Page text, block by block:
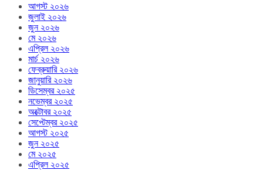
আগস্ট ২০২৬
জুলাই ২০২৬
জুন ২০২৬
মে ২০২৬
এপ্রিল ২০২৬
মার্চ ২০২৬
ফেব্রুয়ারি ২০২৬
জানুয়ারি ২০২৬
ডিসেম্বর ২০২৫
নভেম্বর ২০২৫
অক্টোবর ২০২৫
সেপ্টেম্বর ২০২৫
আগস্ট ২০২৫
জুন ২০২৫
মে ২০২৫
এপ্রিল ২০২৫